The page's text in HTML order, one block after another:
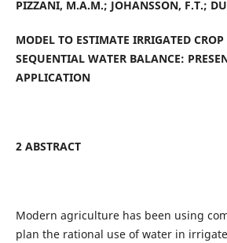
PIZZANI, M.A.M.; JOHANSSON, F.T.;
MODEL TO ESTIMATE IRRIGATED
SEQUENTIAL WATER BALANCE:
APPLICATION
2 ABSTRACT
Modern agriculture has been using
plan the rational use of water in